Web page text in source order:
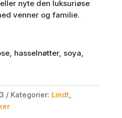
nyte den luksuriøse
venner og familie.
hasselnøtter, soya,
Kategorier: Lindt